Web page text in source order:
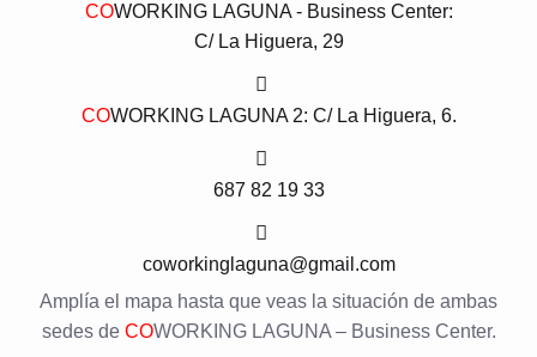
COWORKING LAGUNA - Business Center:
C/ La Higuera, 29
COWORKING LAGUNA 2: C/ La Higuera, 6.
687 82 19 33
coworkinglaguna@gmail.com
Amplía el mapa hasta que veas la situación de ambas
sedes de COWORKING LAGUNA – Business Center.